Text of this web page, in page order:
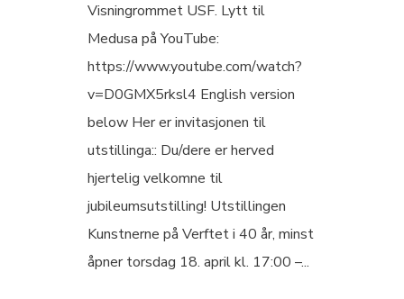
Visningrommet USF. Lytt til
Medusa på YouTube:
https://www.youtube.com/watch?
v=D0GMX5rksl4 English version
below Her er invitasjonen til
utstillinga:: Du/dere er herved
hjertelig velkomne til
jubileumsutstilling! Utstillingen
Kunstnerne på Verftet i 40 år, minst
åpner torsdag 18. april kl. 17:00 –...